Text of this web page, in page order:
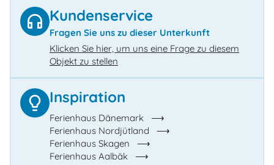
Kundenservice
Fragen Sie uns zu dieser Unterkunft
Klicken Sie hier, um uns eine Frage zu diesem
Objekt zu stellen
Inspiration
Ferienhaus Dänemark
Ferienhaus Nordjütland
Ferienhaus Skagen
Ferienhaus Aalbäk